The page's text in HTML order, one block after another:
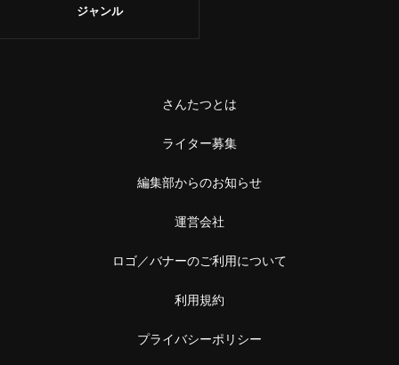
ジャンル
さんたつとは
ライター募集
編集部からのお知らせ
運営会社
ロゴ／バナーのご利用について
利用規約
プライバシーポリシー